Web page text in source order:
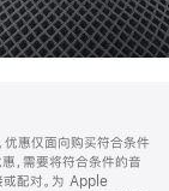
优惠仅面向购买符合条件
，需要将符合条件的音
配对。为 Apple